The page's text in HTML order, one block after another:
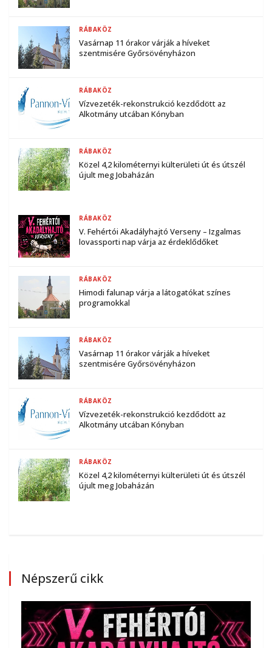
Vasárnap 11 órakor várják a híveket
szentmisére Győrsövényházon
RÁBAKÖZ
Vízvezeték-rekonstrukció kezdődött az
Alkotmány utcában Kónyban
RÁBAKÖZ
Közel 4,2 kilométernyi külterületi út és útszél
újult meg Jobaházán
RÁBAKÖZ
V. Fehértói Akadályhajtó Verseny – Izgalmas
lovassporti nap várja az érdeklődőket
RÁBAKÖZ
Himodi falunap várja a látogatókat színes
programokkal
RÁBAKÖZ
Vasárnap 11 órakor várják a híveket
szentmisére Győrsövényházon
RÁBAKÖZ
Vízvezeték-rekonstrukció kezdődött az
Alkotmány utcában Kónyban
RÁBAKÖZ
Közel 4,2 kilométernyi külterületi út és útszél
újult meg Jobaházán
RÁBAKÖZ
Népszerű cikk